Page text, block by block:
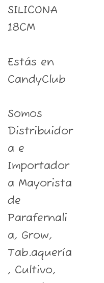
SILICONA
18CM
Estás en
CandyClub
Somos
Distribuidor
a e
Importador
a Mayorista
de
Parafernali
a, Grow,
Tab.aquería
, Cultivo,